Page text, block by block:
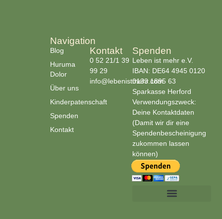
Navigation
Blog
Huruma
Dolor
Über uns
Kinderpatenschaft
Spenden
Kontakt
Kontakt
0 52 21/1 39
99 29
info@lebenistmehr.com
Spenden
Leben ist mehr e.V.
IBAN: DE64 4945 0120
0133 1895 63
Sparkasse Herford
Verwendungszweck:
Deine Kontaktdaten
(Damit wir dir eine
Spendenbescheinigung
zukommen lassen
können)